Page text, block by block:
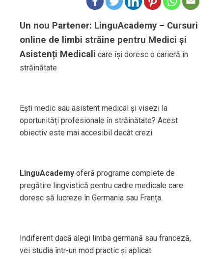
Un nou Partener: LinguAcademy – Cursuri
online de limbi străine pentru Medici și
Asistenți Medicali care își doresc o carieră în
străinătate
Ești medic sau asistent medical și visezi la
oportunități profesionale în străinătate? Acest
obiectiv este mai accesibil decât crezi.
LinguAcademy oferă programe complete de
pregătire lingvistică pentru cadre medicale care
doresc să lucreze în Germania sau Franța.
Indiferent dacă alegi limba germană sau franceză,
vei studia într-un mod practic și aplicat: